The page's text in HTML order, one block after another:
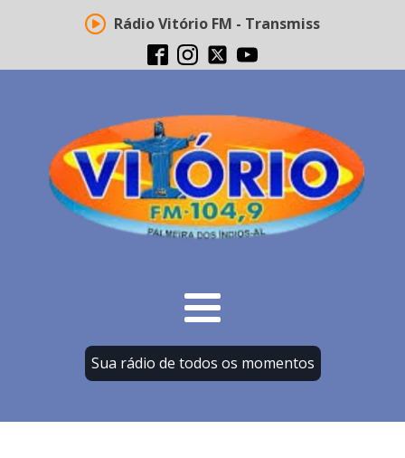
Rádio Vitório FM - Transmissão ao vivo
Sua rádio de todos os momentos